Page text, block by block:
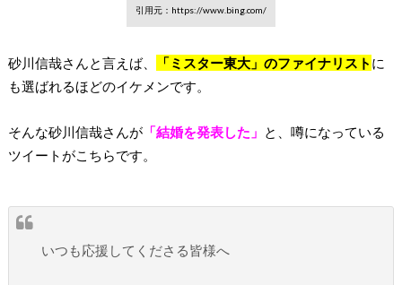
引用元：https://www.bing.com/
砂川信哉さんと言えば、 「ミスター東大」のファイナリスト に
も選ばれるほどのイケメンです。
そんな砂川信哉さんが「結婚を発表した」 と、噂になっている
ツイートがこちらです。
いつも応援してくださる皆様へ